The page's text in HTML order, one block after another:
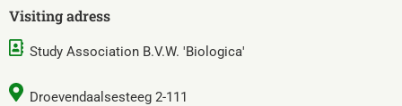
Visiting adress
Study Association B.V.W. 'Biologica'
Droevendaalsesteeg 2-111